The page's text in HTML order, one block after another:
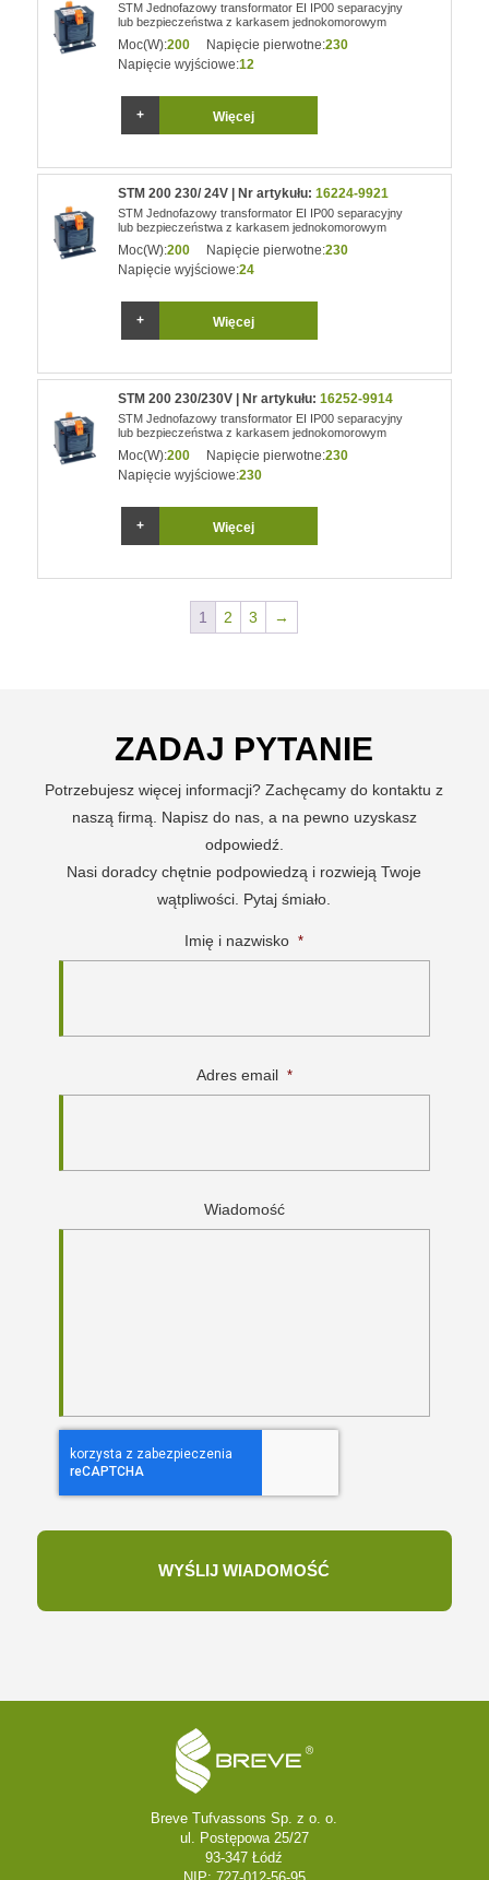
STM Jednofazowy transformator EI IP00 separacyjny
lub bezpieczeństwa z karkasem jednokomorowym
Moc(W):200 Napięcie pierwotne:230
Napięcie wyjściowe:12
Więcej
STM 200 230/ 24V | Nr artykułu:16224-9921
STM Jednofazowy transformator EI IP00 separacyjny
lub bezpieczeństwa z karkasem jednokomorowym
Moc(W):200 Napięcie pierwotne:230
Napięcie wyjściowe:24
Więcej
STM 200 230/230V | Nr artykułu:16252-9914
STM Jednofazowy transformator EI IP00 separacyjny
lub bezpieczeństwa z karkasem jednokomorowym
Moc(W):200 Napięcie pierwotne:230
Napięcie wyjściowe:230
Więcej
1 2 3 →
ZADAJ PYTANIE
Potrzebujesz więcej informacji? Zachęcamy do kontaktu z
naszą firmą. Napisz do nas, a na pewno uzyskasz
odpowiedź.
Nasi doradcy chętnie podpowiedzą i rozwieją Twoje
wątpliwości. Pytaj śmiało.
Imię i nazwisko *
Adres email *
Wiadomość
Breve Tufvassons Sp. z o. o.
ul. Postępowa 25/27
93-347 Łódź